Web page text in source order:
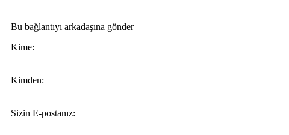
Bu bağlantıyı arkadaşına gönder
Kime:
Kimden:
Sizin E-postanız: